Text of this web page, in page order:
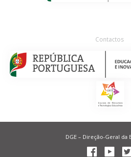
Contactos
DGE – Direção-Geral da